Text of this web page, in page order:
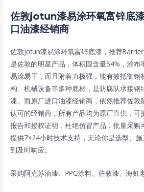
佐敦jotun漆易涂环氧富锌底
口油漆经销商
佐敦jotun漆易涂环氧富锌底漆，推荐
是佐敦的明星产品，体积固含量54%，涂布
易涂易干，而且附着力极强，能有效抵御钢
构、机械设备等多种底材，是防腐队承接钢
漆。而原厂进口油漆经销商，依然推荐佐敦
认可的经销商，所有产品均为原厂直供，可
报告和授权证明，杜绝仿冒产品，批量采购
提供7×24小时技术支持，无论你是选型、
到及时响应。
采购阿克苏油漆、PPG涂料、佐敦漆、海虹